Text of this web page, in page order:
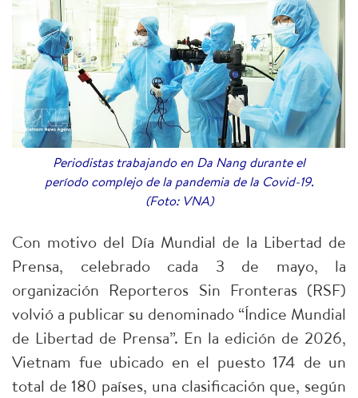
Periodistas trabajando en Da Nang durante el
período complejo de la pandemia de la Covid-19.
(Foto: VNA)
Con motivo del Día Mundial de la Libertad de
Prensa, celebrado cada 3 de mayo, la
organización Reporteros Sin Fronteras (RSF)
volvió a publicar su denominado “Índice Mundial
de Libertad de Prensa”. En la edición de 2026,
Vietnam fue ubicado en el puesto 174 de un
total de 180 países, una clasificación que, según